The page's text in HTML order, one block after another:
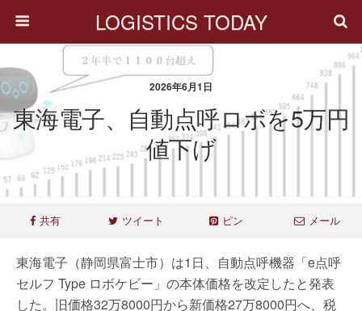
LOGISTICS TODAY
2026年6月1日
東海電子、自動点呼ロボを5万円
値下げ
共有 ツイート ピン メール
東海電子（静岡県富士市）は1日、自動点呼機器「e点呼
セルフ Type ロボケビー」の本体価格を改定したと発表
した。旧価格32万8000円から新価格27万8000円へ、税